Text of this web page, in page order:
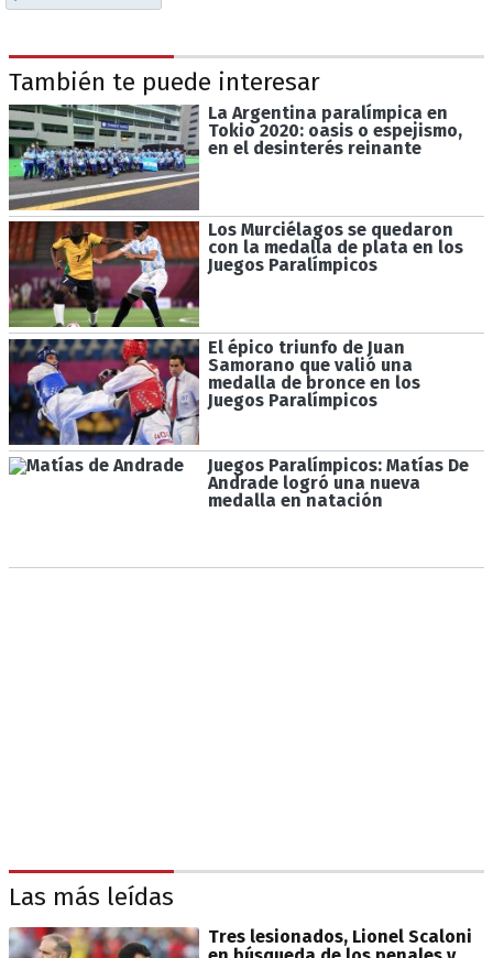
También te puede interesar
La Argentina paralímpica en
Tokio 2020: oasis o espejismo,
en el desinterés reinante
Los Murciélagos se quedaron
con la medalla de plata en los
Juegos Paralímpicos
El épico triunfo de Juan
Samorano que valió una
medalla de bronce en los
Juegos Paralímpicos
Juegos Paralímpicos: Matías De
Andrade logró una nueva
medalla en natación
Las más leídas
Tres lesionados, Lionel Scaloni